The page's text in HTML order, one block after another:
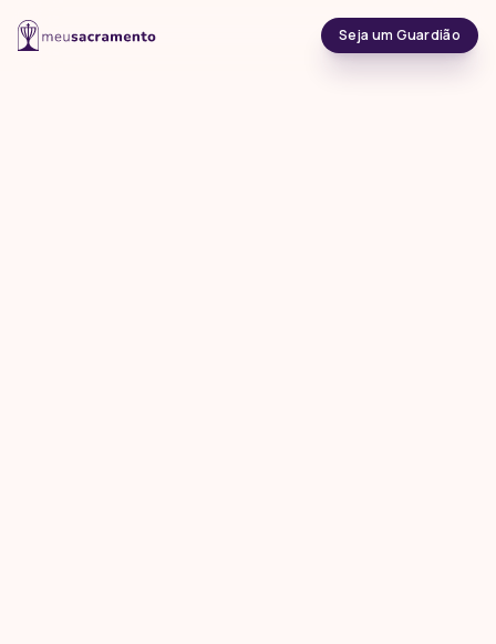
Seja um Guardião